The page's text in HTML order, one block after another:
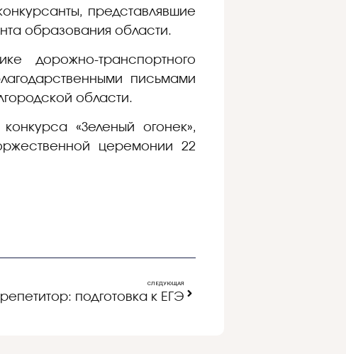
представлявшие
образования области.
дорожно-транспортного
письмами
области.
«Зеленый огонек»,
церемонии 22
СЛЕДУЮЩАЯ
подготовка к ЕГЭ